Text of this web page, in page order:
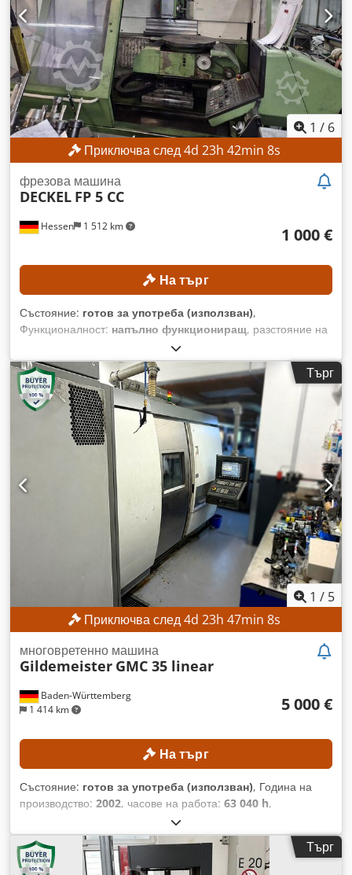
1 / 6
Приключва след4d 23h 42min 5s
Hessen 1 512 km
фрезова машина
DECKEL FP 5 CC
1 000 €
На търг
Състояние: готов за употреба (използван),
Функционалност: напълно функциониращ, разстояние на
, ход по оста Y:
оста Z:550 мм, щрих с перо:80 мм, общо тегло:3 900 кг,
Без минимална цена – гарантирана продажба на най-
високата предложена цена! ТЕХНИЧЕСКИ
ХАРАКТЕРИСТИКИ Ход по оста X: 800 мм Ход по оста Y:
700 мм Crodpfxozpwxyj Aikjf Ход по оста Z: 550 мм
Вертикален ход на пинолата: 80 мм ДЕТАЙЛИ ЗА
МАШИНАТА Тегло на машината: 3900 кг ОБОРУДВАНЕ
Въртяща се маса
Търг
1 / 5
Приключва след4d 23h 47min 5s
Baden-Württemberg
1 414 km
многовретенно машина
Gildemeister GMC 35 linear
5 000 €
На търг
Състояние: готов за употреба (използван), Година на
производство: 2002, часове на работа: 63 040 h,
напълно функциониращ
минимална цена – гарантирана продажба на най-високата
предложена цена! ТЕХНИЧЕСКИ ДАННИ Конфигурация на
машината Горен линеен плъзгач: 2 бр. Фрезова глава: 1 бр.
Търг